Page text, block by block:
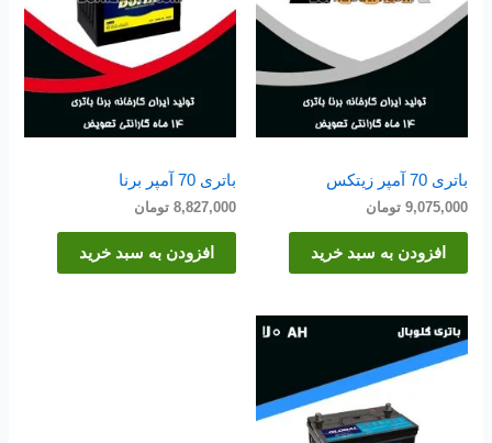
باتری 70 آمپر زیتکس
9,075,000 تومان
افزودن به سبد خرید
باتری 70 آمپر برنا
8,827,000 تومان
افزودن به سبد خرید